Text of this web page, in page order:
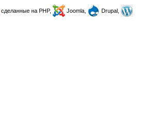
, сделанные на PHP, Joomla,
Drupal,